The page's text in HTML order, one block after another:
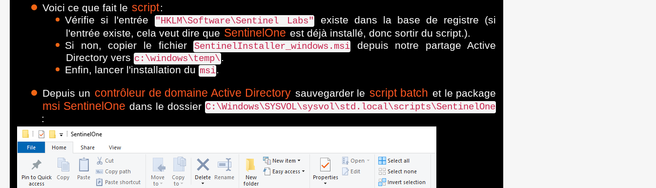
Voici ce que fait le script:
Vérifie si l'entrée
"HKLM\Software\Sentinel Labs"
existe dans la base de registre (si
l'entrée existe, cela veut dire que SentinelOne est déjà installé, donc sortir du script.).
Si non, copier le fichierSentinelInstaller_windows.msidepuis notre partage Active
Directory vers c:\windows\temp\.
Enfin, lancer l'installation dumsi.
Depuis un contrôleur de domaine Active Directory sauvegarder le script batch et le package
msi SentinelOne dans le dossier C:\Windows\SYSVOL\sysvol\std.local\scripts\SentinelOne
: